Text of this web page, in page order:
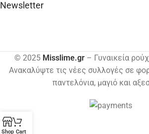
Newsletter
© 2025 Misslime.gr – Γυναικεία
Ανακαλύψτε τις νέες συλλογές σε
παντελόνια, μαγιό και
Shop Cart